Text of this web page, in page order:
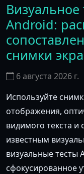
Визуальное
Android:
снимки
6 августа 2026 г.
Используйте
отображения,
видимого текста и
известным
визуальные тесты
сфокусированное